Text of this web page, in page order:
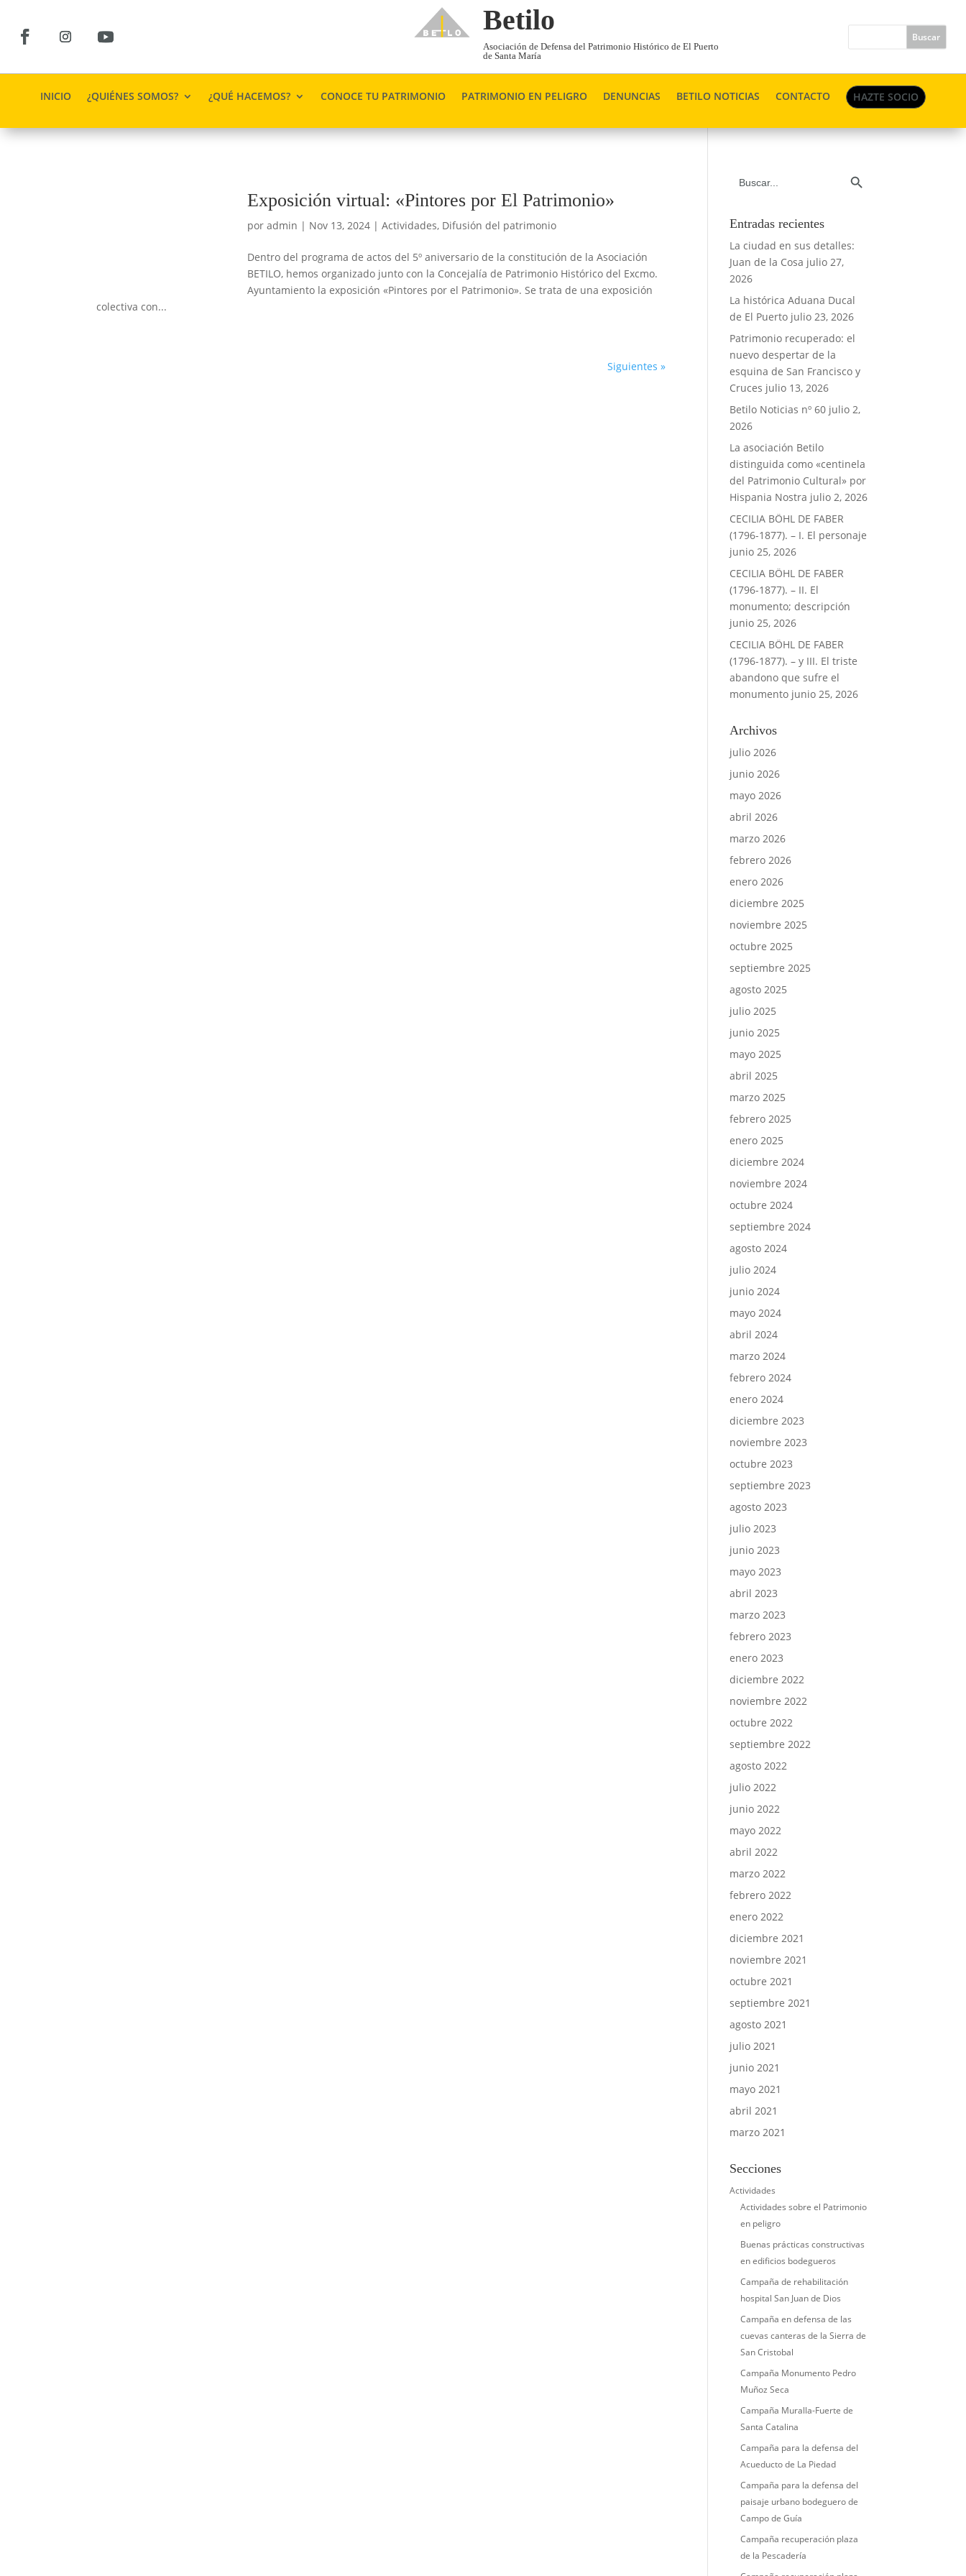
Betilo
Asociación de Defensa del Patrimonio Histórico de El Puerto
de Santa María
INICIO ¿QUIÉNES SOMOS? ¿QUÉ HACEMOS? CONOCE TU PATRIMONIO PATRIMONIO EN PELIGRO DENUNCIAS BETILO NOTICIAS CONTACTO HAZTE SOCIO
Exposición virtual: «Pintores por El Patrimonio»
poradmin | Nov 13, 2024 |Actividades, Difusión del patrimonio
Dentro del programa de actos del 5º aniversario de la constitución de la Asociación
BETILO, hemos organizado junto con la Concejalía de Patrimonio Histórico del Excmo.
Ayuntamiento la exposición «Pintores por el Patrimonio». Se trata de una exposición
colectiva con...
Siguientes »
Entradas recientes
La ciudad en sus detalles:
Juan de la Cosa julio 27,
2026
La histórica Aduana Ducal
de El Puerto julio 23, 2026
Patrimonio recuperado: el
nuevo despertar de la
esquina de San Francisco y
Cruces julio 13, 2026
Betilo Noticias nº 60 julio 2,
2026
La asociación Betilo
distinguida como «centinela
del Patrimonio Cultural» por
Hispania Nostra julio 2, 2026
CECILIA BÖHL DE FABER
(1796-1877). – I. El personaje
junio 25, 2026
CECILIA BÖHL DE FABER
(1796-1877). – II. El
monumento; descripción
junio 25, 2026
CECILIA BÖHL DE FABER
(1796-1877). – y III. El triste
abandono que sufre el
monumento junio 25, 2026
Archivos
julio 2026
junio 2026
mayo 2026
abril 2026
marzo 2026
febrero 2026
enero 2026
diciembre 2025
noviembre 2025
octubre 2025
septiembre 2025
agosto 2025
julio 2025
junio 2025
mayo 2025
abril 2025
marzo 2025
febrero 2025
enero 2025
diciembre 2024
noviembre 2024
octubre 2024
septiembre 2024
agosto 2024
julio 2024
junio 2024
mayo 2024
abril 2024
marzo 2024
febrero 2024
enero 2024
diciembre 2023
noviembre 2023
octubre 2023
septiembre 2023
agosto 2023
julio 2023
junio 2023
mayo 2023
abril 2023
marzo 2023
febrero 2023
enero 2023
diciembre 2022
noviembre 2022
octubre 2022
septiembre 2022
agosto 2022
julio 2022
junio 2022
mayo 2022
abril 2022
marzo 2022
febrero 2022
enero 2022
diciembre 2021
noviembre 2021
octubre 2021
septiembre 2021
agosto 2021
julio 2021
junio 2021
mayo 2021
abril 2021
marzo 2021
Secciones
Actividades
Actividades sobre el Patrimonio
en peligro
Buenas prácticas constructivas
en edificios bodegueros
Campaña de rehabilitación
hospital San Juan de Dios
Campaña en defensa de las
cuevas canteras de la Sierra de
San Cristobal
Campaña Monumento Pedro
Muñoz Seca
Campaña Muralla-Fuerte de
Santa Catalina
Campaña para la defensa del
Acueducto de La Piedad
Campaña para la defensa del
paisaje urbano bodeguero de
Campo de Guía
Campaña recuperación plaza
de la Pescadería